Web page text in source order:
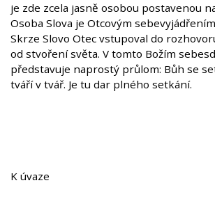
je zde zcela jasně osobou postavenou
Osoba Slova je Otcovým
Skrze Slovo Otec vstupoval do
od stvoření světa. V tomto Božím
představuje naprostý průlom: Bůh se
tváří v tvář. Je tu dar plného setkání.
K úvaze